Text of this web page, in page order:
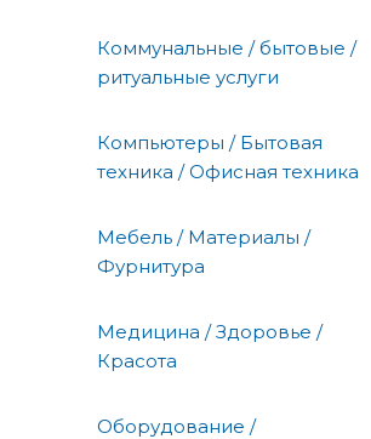
Коммунальные / бытовые /
ритуальные услуги
Компьютеры / Бытовая
техника / Офисная техника
Мебель / Материалы /
Фурнитура
Медицина / Здоровье /
Красота
Оборудование /